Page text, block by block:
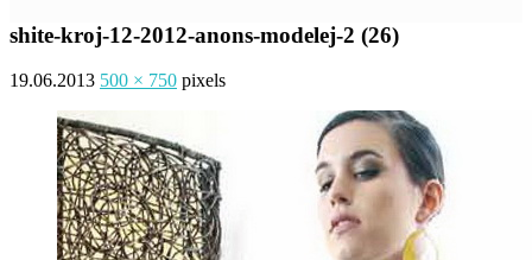
shite-kroj-12-2012-anons-modelej-2 (26)
19.06.2013 500 × 750 pixels